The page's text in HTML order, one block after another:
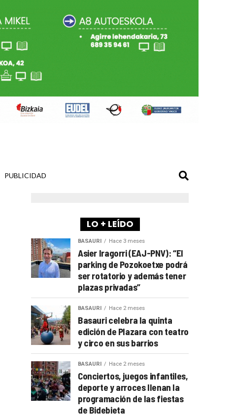
PUBLICIDAD
LO + LEÍDO
BASAURI Hace 3 meses
Asier Iragorri (EAJ-PNV): “El
parking de Pozokoetxe podrá
ser rotatorio y además tener
plazas privadas”
BASAURI Hace 2 meses
Basauri celebra la quinta
edición de Plazara con teatro
y circo en sus barrios
BASAURI Hace 2 meses
Conciertos, juegos infantiles,
deporte y arroces llenan la
programación de las fiestas
de Bidebieta